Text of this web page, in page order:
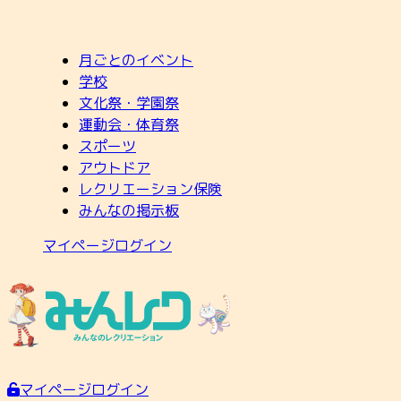
月ごとのイベント
学校
文化祭・学園祭
運動会・体育祭
スポーツ
アウトドア
レクリエーション保険
みんなの掲示板
マイページログイン
マイページログイン